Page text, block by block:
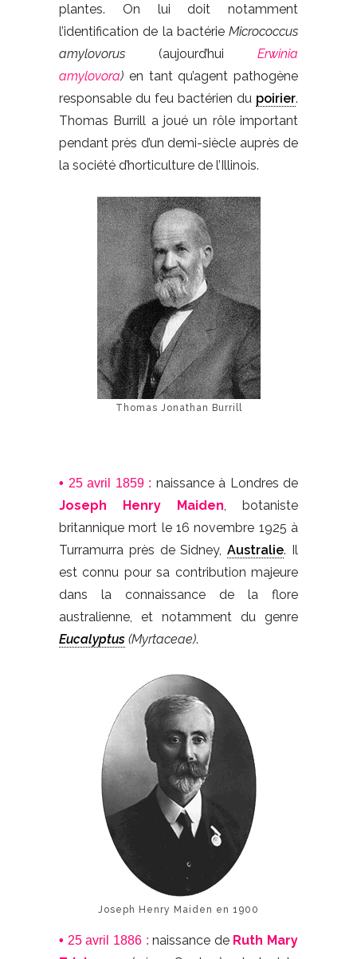
plantes. On lui doit notamment
l’identification de la bactérie Micrococcus
amylovorus (aujourd’hui Erwinia
amylovora) en tant qu’agent pathogène
responsable du feu bactérien du poirier.
Thomas Burrill a joué un rôle important
pendant près d’un demi-siècle auprès de
la société d’horticulture de l’Illinois.
Thomas Jonathan Burrill
• 25 avril 1859 : naissance à Londres de
Joseph Henry Maiden , botaniste
britannique mort le 16 novembre 1925 à
Turramurra près de Sidney,Australie. Il
est connu pour sa contribution majeure
dans la connaissance de la flore
australienne, et notamment du genre
Eucalyptus (Myrtaceae).
Joseph Henry Maiden en 1900
• 25 avril 1886 : naissance de Ruth Mary